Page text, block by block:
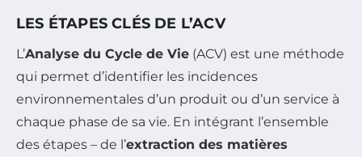
LES ÉTAPES CLÉS DE L’ACV
L’Analyse du Cycle de Vie (ACV) est une méthode
qui permet d’identifier les incidences
environnementales d’un produit ou d’un service à
chaque phase de sa vie. En intégrant l’ensemble
des étapes – de l’extraction des matières